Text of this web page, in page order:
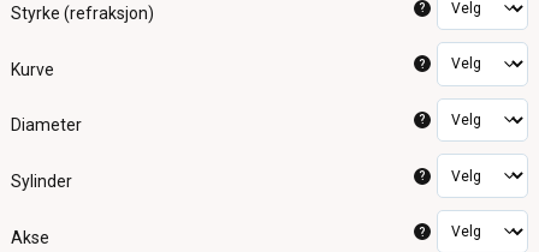
Styrke (refraksjon) ?
Kurve ?
Diameter ?
Sylinder ?
Akse ?